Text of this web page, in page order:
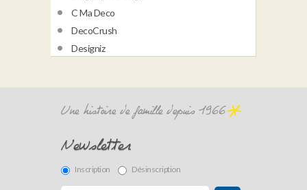
Designiz
Newsletter